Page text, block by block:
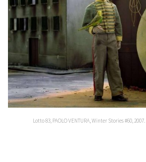
Lotto 83, PAOLO VENTURA, Winter Stories #60,